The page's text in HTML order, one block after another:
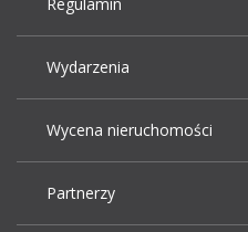
Wydarzenia
Wycena nieruchomości
Partnerzy